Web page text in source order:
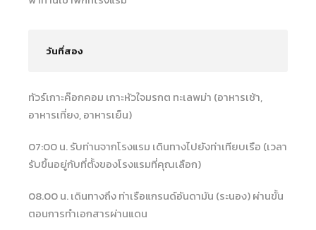
วันที่สอง
ทัวร์เกาะค๊อกคอม เกาะหัวใจมรกต ทะเลพม่า (อาหารเช้า,
อาหารเที่ยง, อาหารเย็น)
07:00 น. รับท่านจากโรงแรม เดินทางไปยังท่าเทียบเรือ (เวลา
รับขึ้นอยู่กับที่ตั้งของโรงแรมที่คุณเลือก)
08.00 น. เดินทางถึง ท่าเรือแกรนด์อันดามัน (ระนอง) ผ่านขั้น
ตอนการทำเอกสารผ่านแดน